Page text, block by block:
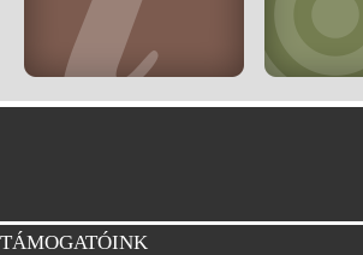
TÁMOGATÓINK